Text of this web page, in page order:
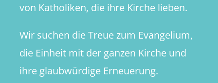
von Katholiken, die ihre Kirche lieben.
Wir suchen die Treue zum Evangelium,
die Einheit mit der ganzen Kirche und
ihre glaubwürdige Erneuerung.